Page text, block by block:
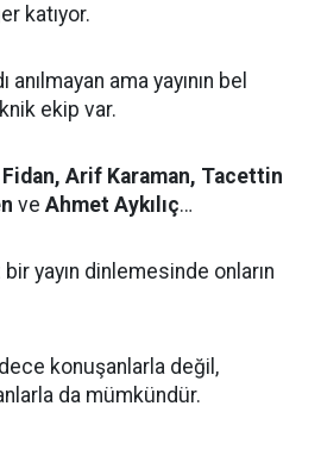
katıyor.
ama yayının bel
ekip var.
Arif Karaman, Tacettin
ve Ahmet Aykılıç…
yayın dinlemesinde onların
konuşanlarla değil,
da mümkündür.